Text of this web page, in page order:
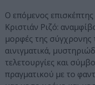
Ο επόμενος
Κριστιάν Ριζό:
μορφές της σύγχρονης
αινιγματικά,
τελετουργίες και
πραγματικού με το